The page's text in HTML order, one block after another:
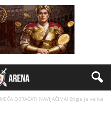
MEČA OBRAĆATI NAVIJAČIMA! Stigla je velika